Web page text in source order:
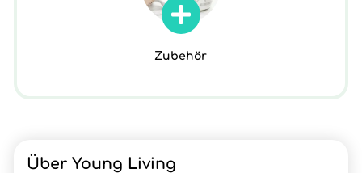
Zubehör
Über Young Living